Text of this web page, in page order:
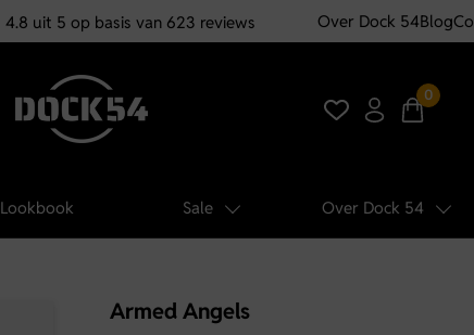
4.8 uit 5 op basis van 623 reviews Over Dock 54Blog
0
Lookbook Sale Over Dock 54
Armed Angels